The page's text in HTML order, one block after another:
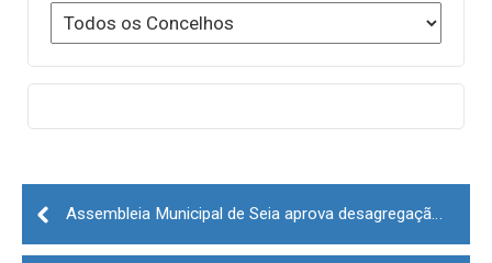
Post
navigation
Assembleia Municipal de Seia aprova desagregação de três uniões de freguesias